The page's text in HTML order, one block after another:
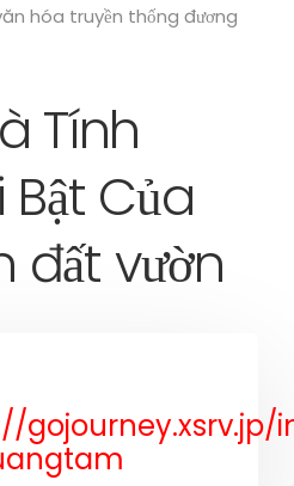
hóa truyền thống đương
Tính
Của
đất vườn
gojourney.xsrv.jp/